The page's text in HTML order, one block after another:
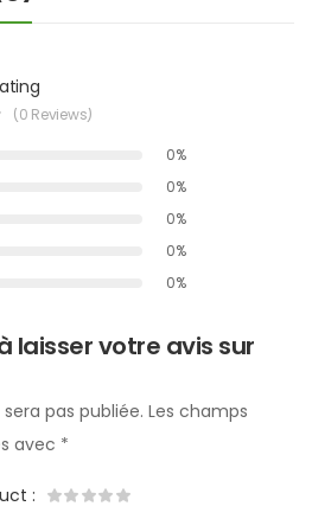
(0 Reviews)
0%
0%
0%
0%
0%
laisser votre avis sur
pas publiée. Les champs
avec *
: